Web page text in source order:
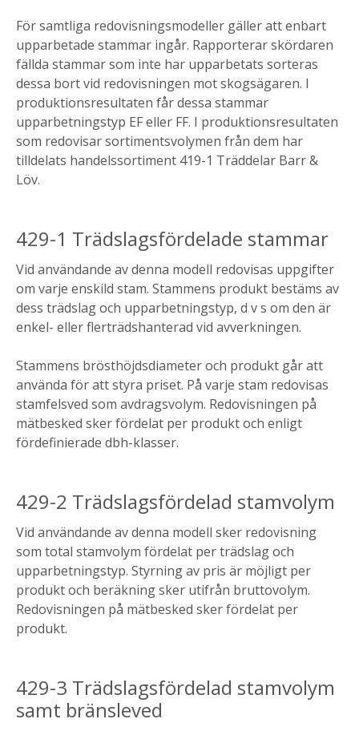
För samtliga redovisningsmodeller gäller att enbart
upparbetade stammar ingår. Rapporterar skördaren
fällda stammar som inte har upparbetats sorteras
dessa bort vid redovisningen mot skogsägaren. I
produktionsresultaten får dessa stammar
upparbetningstyp EF eller FF. I produktionsresultaten
som redovisar sortimentsvolymen från dem har
tilldelats handelssortiment 419-1 Träddelar Barr &
Löv.
429-1 Trädslagsfördelade stammar
Vid användande av denna modell redovisas uppgifter
om varje enskild stam. Stammens produkt bestäms av
dess trädslag och upparbetningstyp, d v s om den är
enkel- eller flerträdshanterad vid avverkningen.
Stammens brösthöjdsdiameter och produkt går att
använda för att styra priset. På varje stam redovisas
stamfelsved som avdragsvolym. Redovisningen på
mätbesked sker fördelat per produkt och enligt
fördefinierade dbh-klasser.
429-2 Trädslagsfördelad stamvolym
Vid användande av denna modell sker redovisning
som total stamvolym fördelat per trädslag och
upparbetningstyp. Styrning av pris är möjligt per
produkt och beräkning sker utifrån bruttovolym.
Redovisningen på mätbesked sker fördelat per
produkt.
429-3 Trädslagsfördelad stamvolym
samt bränsleved